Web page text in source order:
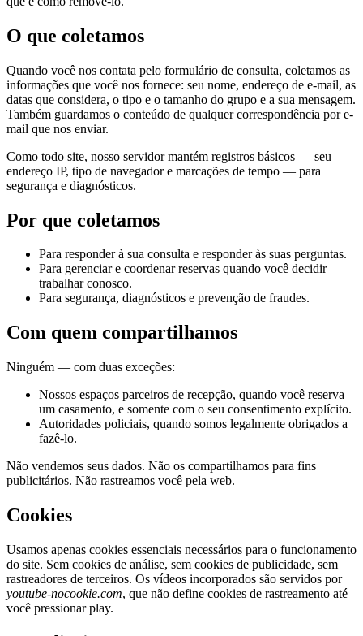
O que coletamos
Quando você nos contata pelo formulário de consulta, coletamos as
informações que você nos fornece: seu nome, endereço de e-mail, as
datas que considera, o tipo e o tamanho do grupo e a sua mensagem.
Também guardamos o conteúdo de qualquer correspondência por e-
mail que nos enviar.
Como todo site, nosso servidor mantém registros básicos — seu
endereço IP, tipo de navegador e marcações de tempo — para
segurança e diagnósticos.
Por que coletamos
Para responder à sua consulta e responder às suas perguntas.
Para gerenciar e coordenar reservas quando você decidir
trabalhar conosco.
Para segurança, diagnósticos e prevenção de fraudes.
Com quem compartilhamos
Ninguém — com duas exceções:
Nossos espaços parceiros de recepção, quando você reserva
um casamento, e somente com o seu consentimento explícito.
Autoridades policiais, quando somos legalmente obrigados a
fazê-lo.
Não vendemos seus dados. Não os compartilhamos para fins
publicitários. Não rastreamos você pela web.
Cookies
Usamos apenas cookies essenciais necessários para o funcionamento
do site. Sem cookies de análise, sem cookies de publicidade, sem
rastreadores de terceiros. Os vídeos incorporados são servidos por
youtube-nocookie.com, que não define cookies de rastreamento até
você pressionar play.